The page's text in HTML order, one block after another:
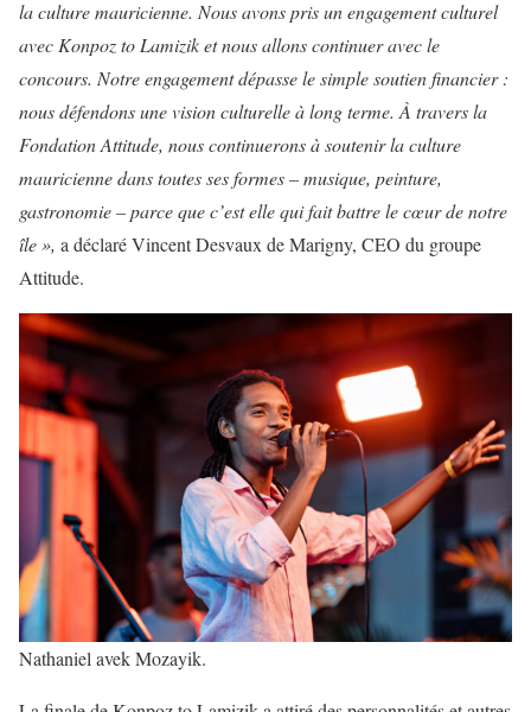
la culture mauricienne. Nous avons pris un engagement culturel
avec Konpoz to Lamizik et nous allons continuer avec le
concours. Notre engagement dépasse le simple soutien financier :
nous défendons une vision culturelle à long terme. À travers la
Fondation Attitude, nous continuerons à soutenir la culture
mauricienne dans toutes ses formes – musique, peinture,
gastronomie – parce que c’est elle qui fait battre le cœur de notre
île », a déclaré Vincent Desvaux de Marigny, CEO du groupe
Attitude.
Nathaniel avek Mozayik.